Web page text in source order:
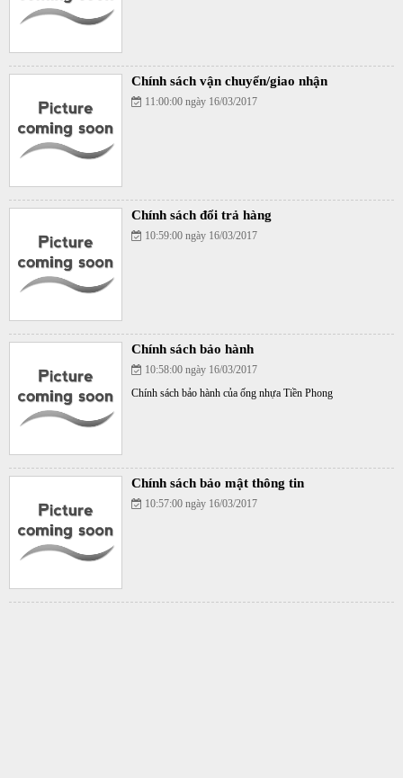
Chính sách vận chuyển/giao nhận
11:00:00 ngày 16/03/2017
Chính sách đổi trả hàng
10:59:00 ngày 16/03/2017
Chính sách bảo hành
10:58:00 ngày 16/03/2017
Chính sách bảo hành của ống nhựa Tiền Phong
Chính sách bảo mật thông tin
10:57:00 ngày 16/03/2017